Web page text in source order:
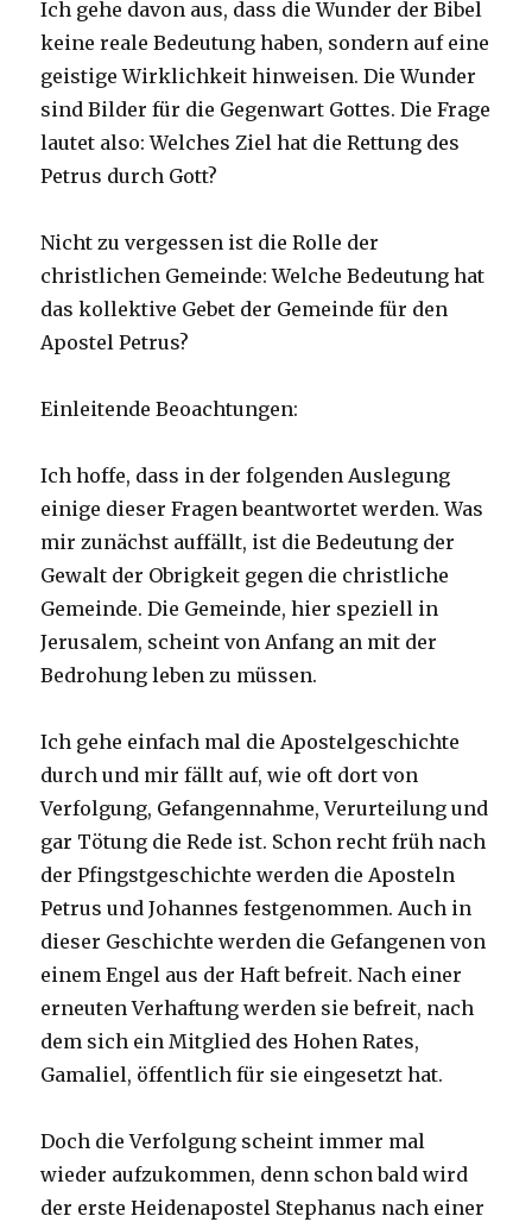
Ich gehe davon aus, dass die Wunder der Bibel
keine reale Bedeutung haben, sondern auf eine
geistige Wirklichkeit hinweisen. Die Wunder
sind Bilder für die Gegenwart Gottes. Die Frage
lautet also: Welches Ziel hat die Rettung des
Petrus durch Gott?
Nicht zu vergessen ist die Rolle der
christlichen Gemeinde: Welche Bedeutung hat
das kollektive Gebet der Gemeinde für den
Apostel Petrus?
Einleitende Beoachtungen:
Ich hoffe, dass in der folgenden Auslegung
einige dieser Fragen beantwortet werden. Was
mir zunächst auffällt, ist die Bedeutung der
Gewalt der Obrigkeit gegen die christliche
Gemeinde. Die Gemeinde, hier speziell in
Jerusalem, scheint von Anfang an mit der
Bedrohung leben zu müssen.
Ich gehe einfach mal die Apostelgeschichte
durch und mir fällt auf, wie oft dort von
Verfolgung, Gefangennahme, Verurteilung und
gar Tötung die Rede ist. Schon recht früh nach
der Pfingstgeschichte werden die Aposteln
Petrus und Johannes festgenommen. Auch in
dieser Geschichte werden die Gefangenen von
einem Engel aus der Haft befreit. Nach einer
erneuten Verhaftung werden sie befreit, nach
dem sich ein Mitglied des Hohen Rates,
Gamaliel, öffentlich für sie eingesetzt hat.
Doch die Verfolgung scheint immer mal
wieder aufzukommen, denn schon bald wird
der erste Heidenapostel Stephanus nach einer